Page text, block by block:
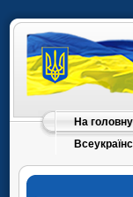
На головну